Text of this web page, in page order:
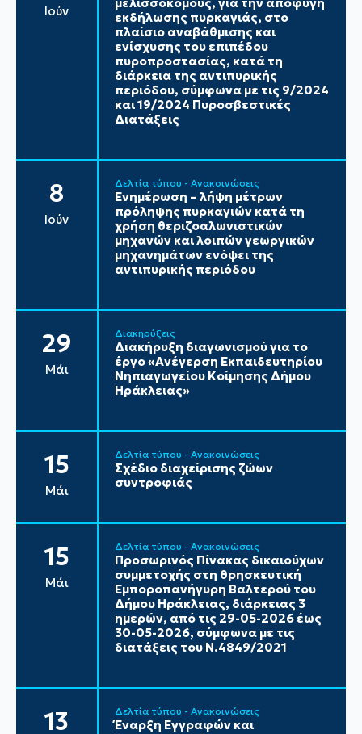
Ιούν
μελισσοκόμους, για την αποφυγή
εκδήλωσης πυρκαγιάς, στο
πλαίσιο αναβάθμισης και
ενίσχυσης του επιπέδου
πυροπροστασίας, κατά τη
διάρκεια της αντιπυρικής
περιόδου, σύμφωνα με τις 9/2024
και 19/2024 Πυροσβεστικές
Διατάξεις
8
Ιούν
Δελτία τύπου - Ανακοινώσεις
Ενημέρωση – λήψη μέτρων
πρόληψης πυρκαγιών κατά τη
χρήση θεριζοαλωνιστικών
μηχανών και λοιπών γεωργικών
μηχανημάτων ενόψει της
αντιπυρικής περιόδου
29
Μάι
Διακηρύξεις
Διακήρυξη διαγωνισμού για το
έργο «Ανέγερση Εκπαιδευτηρίου
Νηπιαγωγείου Κοίμησης Δήμου
Ηράκλειας»
15
Μάι
Δελτία τύπου - Ανακοινώσεις
Σχέδιο διαχείρισης ζώων
συντροφιάς
15
Μάι
Δελτία τύπου - Ανακοινώσεις
Προσωρινός Πίνακας δικαιούχων
συμμετοχής στη θρησκευτική
Εμποροπανήγυρη Βαλτερού του
Δήμου Ηράκλειας, διάρκειας 3
ημερών, από τις 29-05-2026 έως
30-05-2026, σύμφωνα με τις
διατάξεις του Ν.4849/2021
13 Δελτία τύπου - Ανακοινώσεις
Έναρξη Εγγραφών και